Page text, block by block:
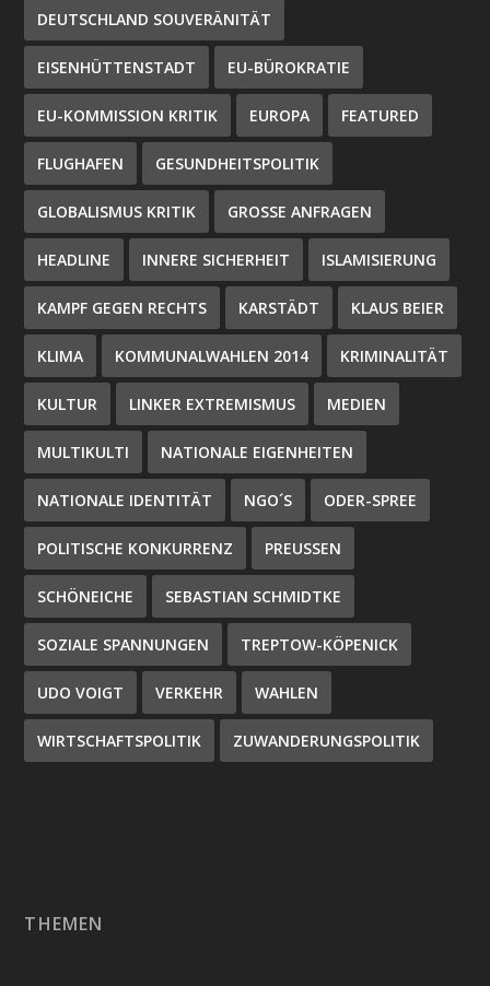
DEUTSCHLAND SOUVERÄNITÄT
EISENHÜTTENSTADT EU-BÜROKRATIE
EU-KOMMISSION KRITIK EUROPA FEATURED
FLUGHAFEN GESUNDHEITSPOLITIK
GLOBALISMUS KRITIK GROSSE ANFRAGEN
HEADLINE INNERE SICHERHEIT ISLAMISIERUNG
KAMPF GEGEN RECHTS KARSTÄDT KLAUS BEIER
KLIMA KOMMUNALWAHLEN 2014 KRIMINALITÄT
KULTUR LINKER EXTREMISMUS MEDIEN
MULTIKULTI NATIONALE EIGENHEITEN
NATIONALE IDENTITÄT NGO´S ODER-SPREE
POLITISCHE KONKURRENZ PREUSSEN
SCHÖNEICHE SEBASTIAN SCHMIDTKE
SOZIALE SPANNUNGEN TREPTOW-KÖPENICK
UDO VOIGT VERKEHR WAHLEN
WIRTSCHAFTSPOLITIK ZUWANDERUNGSPOLITIK
THEMEN